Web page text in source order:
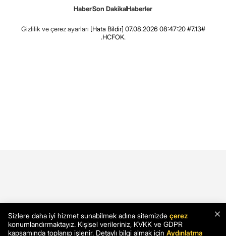
HaberSon DakikaHaberler
Gizlilik ve çerez ayarları [Hata Bildir] 07.08.2026 08:47:20 #7.13#
.HCFOK.
×
Sizlere daha iyi hizmet sunabilmek adına sitemizde çerez
konumlandırmaktayız. Kişisel verileriniz, KVKK ve GDPR
kapsamında toplanıp işlenir. Detaylı bilgi almak için Aydınlatma